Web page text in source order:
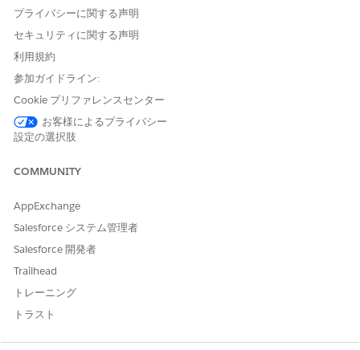
このテンプレートには、受入または履行のための事前設定済みの
ィングが必要です。Flow Builder を使用して、カスタムルーティ
ングロジックと履行ワークフローを定義します。
この記事で問題は解決されましたか?
プライバシーに関する声明
セキュリティに関する声明
利用規約
参加ガイドライン:
Cookie プリファレンスセンター
お客様によるプライバシー
設定の選択肢
COMMUNITY
AppExchange
Salesforce システム管理者
Salesforce 開発者
Trailhead
トレーニング
トラスト